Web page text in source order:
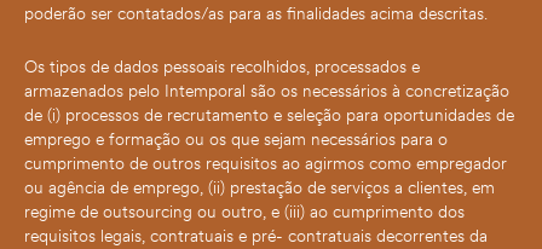
poderão ser contatados/as para as finalidades acima descritas.
Os tipos de dados pessoais recolhidos, processados e
armazenados pelo Intemporal são os necessários à concretização
de (i) processos de recrutamento e seleção para oportunidades de
emprego e formação ou os que sejam necessários para o
cumprimento de outros requisitos ao agirmos como empregador
ou agência de emprego, (ii) prestação de serviços a clientes, em
regime de outsourcing ou outro, e (iii) ao cumprimento dos
requisitos legais, contratuais e pré- contratuais decorrentes da